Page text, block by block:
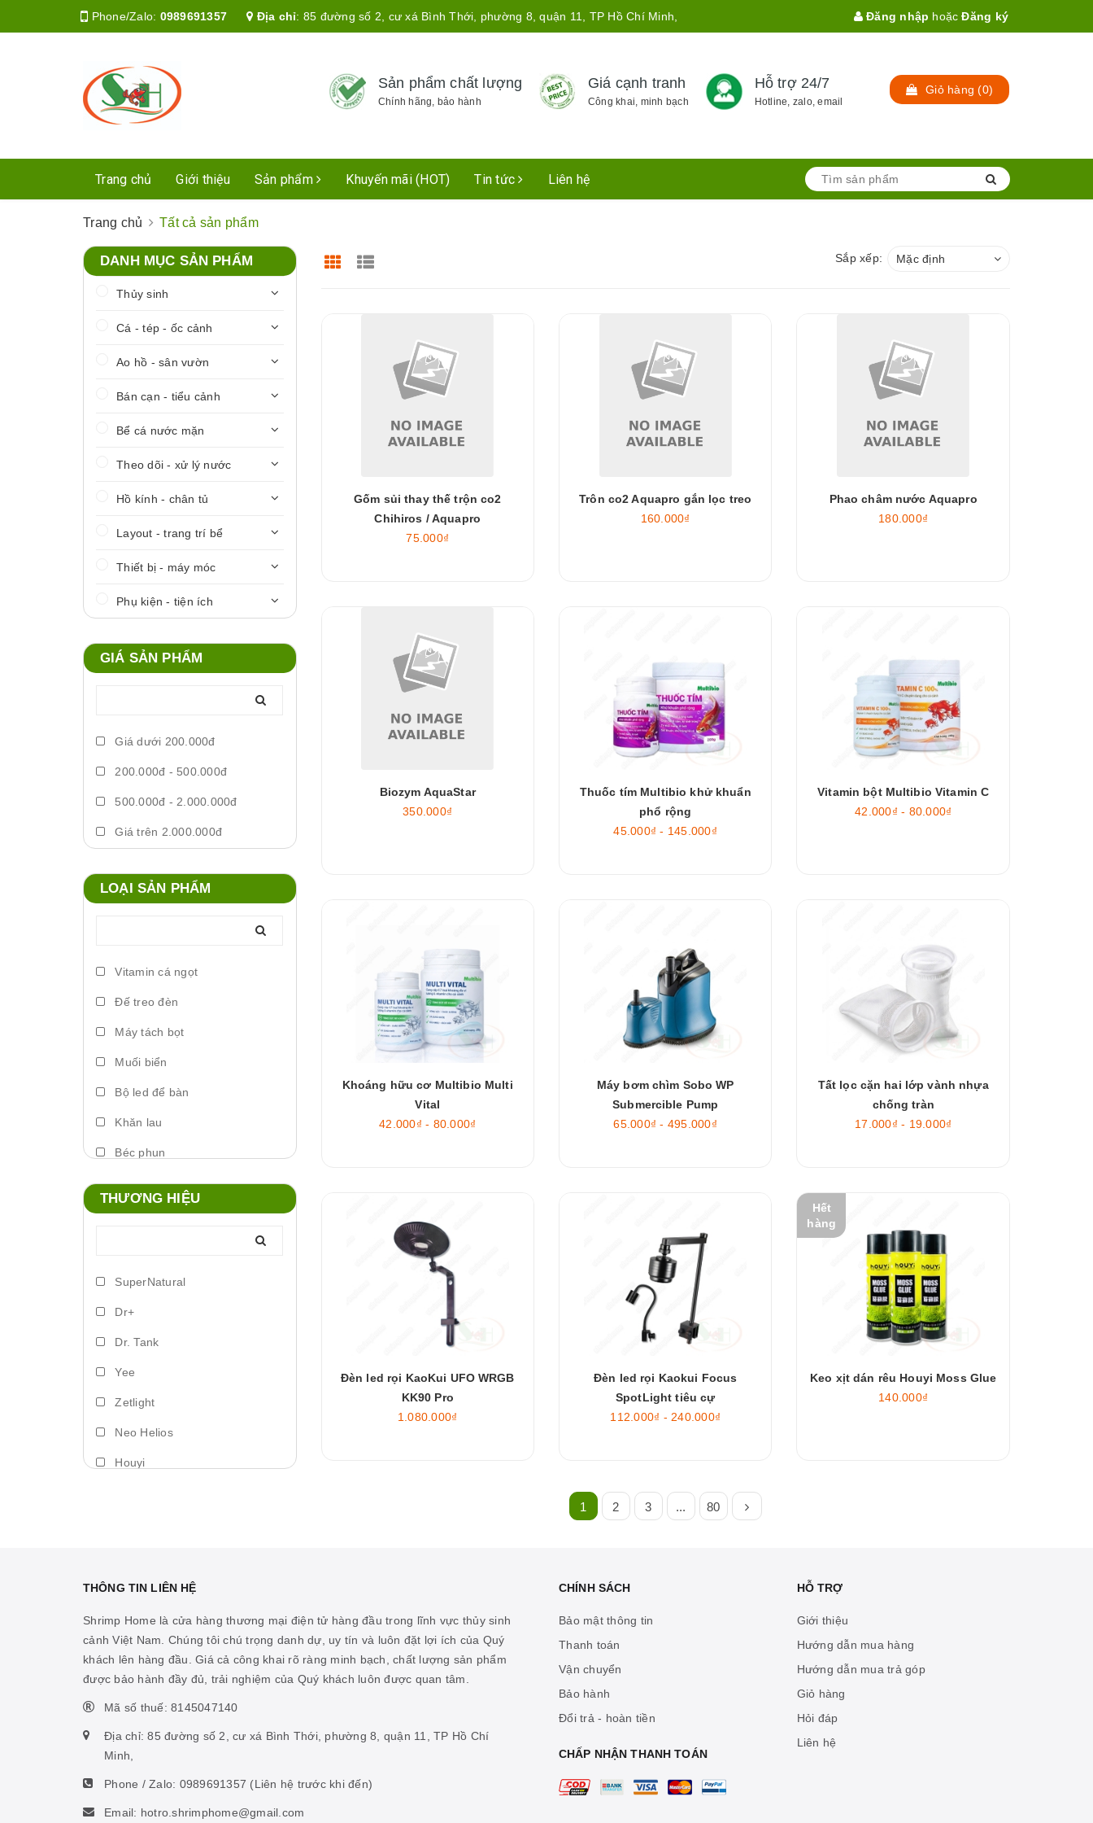
Phone/Zalo: 0989691357 Địa chỉ: 85 đường số 2, cư xá Bình Thới, phường 8, quận 11, TP Hồ Chí Minh, Đăng nhập hoặc Đăng ký
Sản phẩm chất lượng
Chính hãng, bảo hành
Giá cạnh tranh
Công khai, minh bạch
Hỗ trợ 24/7
Hotline, zalo, email
Giỏ hàng (0)
Trang chủ Giới thiệu Sản phẩm Khuyến mãi (HOT) Tin tức Liên hệ
Trang chủ Tất cả sản phẩm
Sắp xếp: Mặc định
Gốm sủi thay thế trộn co2
Chihiros / Aquapro
75.000₫
Trôn co2 Aquapro gắn lọc treo
160.000₫
Phao châm nước Aquapro
180.000₫
Biozym AquaStar
350.000₫
Thuốc tím Multibio khử khuẩn
phổ rộng
45.000₫ - 145.000₫
Vitamin bột Multibio Vitamin C
42.000₫ - 80.000₫
Khoáng hữu cơ Multibio Multi
Vital
42.000₫ - 80.000₫
Máy bơm chìm Sobo WP
Submercible Pump
65.000₫ - 495.000₫
Tất lọc cặn hai lớp vành nhựa
chống tràn
17.000₫ - 19.000₫
Đèn led rọi KaoKui UFO WRGB
KK90 Pro
1.080.000₫
Đèn led rọi Kaokui Focus
SpotLight tiêu cự
112.000₫ - 240.000₫
Hết
hàng
Keo xịt dán rêu Houyi Moss Glue
140.000₫
1 2 3 ... 80
DANH MỤC SẢN PHẨM
Thủy sinh
Cá - tép - ốc cảnh
Ao hồ - sân vườn
Bán cạn - tiểu cảnh
Bể cá nước mặn
Theo dõi - xử lý nước
Hồ kính - chân tủ
Layout - trang trí bể
Thiết bị - máy móc
Phụ kiện - tiện ích
GIÁ SẢN PHẨM
Giá dưới 200.000đ
200.000đ - 500.000đ
500.000đ - 2.000.000đ
Giá trên 2.000.000đ
LOẠI SẢN PHẨM
Vitamin cá ngọt
Đế treo đèn
Máy tách bọt
Muối biển
Bộ led để bàn
Khăn lau
Béc phun
Máy phun sương
Foam xịt
Vitamin cá biển
Hỗ trợ ao hồ
Nhíp
Phụ kiện ấp artemia
Hỗ trợ tiêu hóa
THƯƠNG HIỆU
SuperNatural
Dr+
Dr. Tank
Yee
Zetlight
Neo Helios
Houyi
Dymax
Cibi
KZJ
Mius
KW zone
Coloer
THÔNG TIN LIÊN HỆ
Shrimp Home là cửa hàng thương mại điện tử hàng đầu trong lĩnh vực thủy sinh
cảnh Việt Nam. Chúng tôi chú trọng danh dự, uy tín và luôn đặt lợi ích của Quý
khách lên hàng đầu. Giá cả công khai rõ ràng minh bạch, chất lượng sản phẩm
được bảo hành đầy đủ, trải nghiệm của Quý khách luôn được quan tâm.
Mã số thuế: 8145047140
Địa chỉ: 85 đường số 2, cư xá Bình Thới, phường 8, quận 11, TP Hồ Chí
Minh,
Phone / Zalo: 0989691357 (Liên hệ trước khi đến)
Email: hotro.shrimphome@gmail.com
CHÍNH SÁCH
Bảo mật thông tin
Thanh toán
Vận chuyển
Bảo hành
Đổi trả - hoàn tiền
CHẤP NHẬN THANH TOÁN
HỖ TRỢ
Giới thiệu
Hướng dẫn mua hàng
Hướng dẫn mua trả góp
Giỏ hàng
Hỏi đáp
Liên hệ